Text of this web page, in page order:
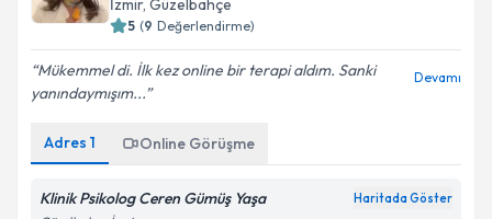
İzmir, Güzelbahçe
5 (9 Değerlendirme)
Mükemmel di. İlk kez online bir terapi aldım. Sanki
yanındaymışım...
Devamı
Adres 1 Online Görüşme
Klinik Psikolog Ceren Gümüş Yaşa Haritada Göster